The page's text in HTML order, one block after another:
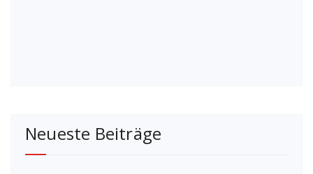
Neueste Beiträge